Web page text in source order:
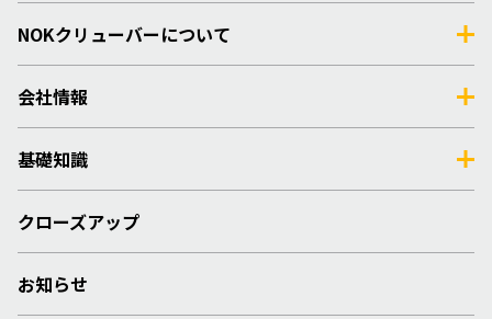
NOKクリューバーについて
会社情報
基礎知識
クローズアップ
お知らせ